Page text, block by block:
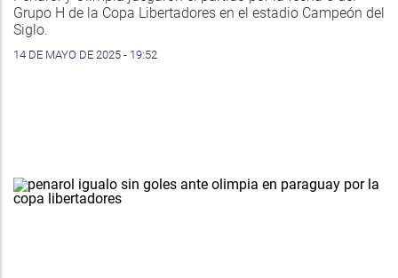
Grupo H de la Copa Libertadores en el estadio Campeón del
Siglo.
14 DE MAYO DE 2025 - 19:52